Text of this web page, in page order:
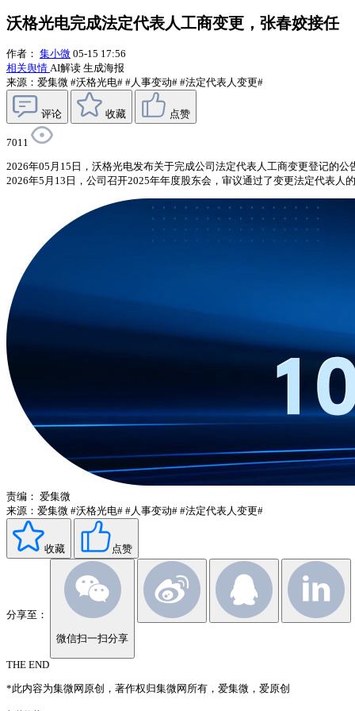
沃格光电完成法定代表人工商变更，张春姣接任
作者： 集小微 05-15 17:56
相关舆情 AI解读 生成海报
来源：爱集微 #沃格光电# #人事变动# #法定代表人变更#
评论 收藏 点赞
7011
2026年05月15日，沃格光电发布关于完成公司法定代表人工商变更登记的
2026年5月13日，公司召开2025年年度股东会，审议通过了变更法定代表
责编： 爱集微
来源：爱集微 #沃格光电# #人事变动# #法定代表人变更#
收藏 点赞
分享至：
微信扫一扫分享
THE END
*此内容为集微网原创，著作权归集微网所有，爱集微，爱原创